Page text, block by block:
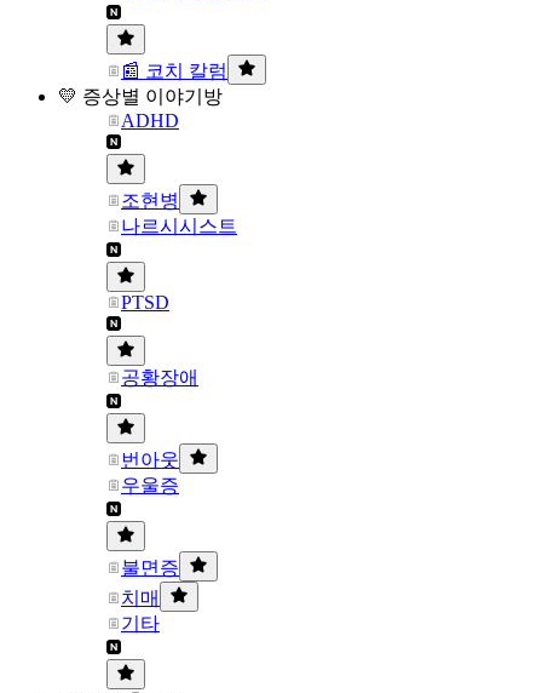
📰 코치 칼럼
💛 증상별 이야기방
ADHD
조현병
나르시시스트
PTSD
공황장애
번아웃
우울증
불면증
치매
기타